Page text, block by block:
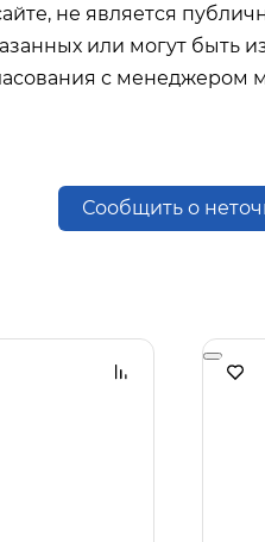
не является
или могут
с
Сообщить о